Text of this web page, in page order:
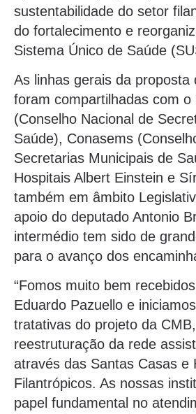
sustentabilidade do setor
do fortalecimento e
Sistema Único de Saúde
As linhas gerais da proposta
foram compartilhadas com o
(Conselho Nacional de
Saúde), Conasems
Secretarias Municipais de
Hospitais Albert Einstein e
também em âmbito
apoio do deputado Antonio
intermédio tem sido de
para o avanço dos
“Fomos muito bem
Eduardo Pazuello e
tratativas do projeto da
reestruturação da rede
através das Santas Casas e
Filantrópicos. As nossas
papel fundamental no